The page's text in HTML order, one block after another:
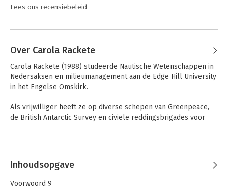
Lees ons recensiebeleid
Over Carola Rackete
Carola Rackete (1988) studeerde Nautische Wetenschappen in
Nedersaksen en milieumanagement aan de Edge Hill University
in het Engelse Omskirk.
Als vrijwilliger heeft ze op diverse schepen van Greenpeace,
de British Antarctic Survey en civiele reddingsbrigades voor
ons eco- en klimaatsysteem, en verzet gebruikt in protest
Andere boeken door Carola Rackete
Inhoudsopgave
Voorwoord 9